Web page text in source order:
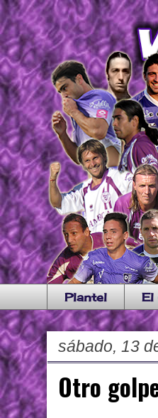
Plantel El
sábado, 13
Otro